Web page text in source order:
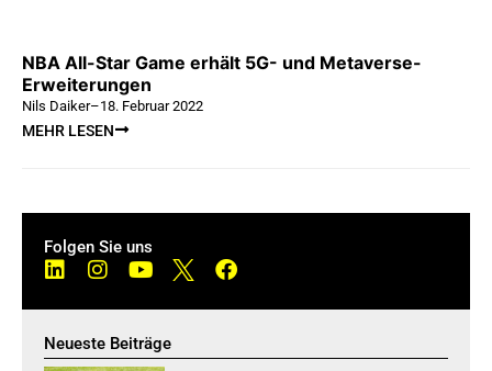
NBA All-Star Game erhält 5G- und Metaverse-
Erweiterungen
Nils Daiker–18. Februar 2022
MEHR LESEN
Folgen Sie uns
Neueste Beiträge